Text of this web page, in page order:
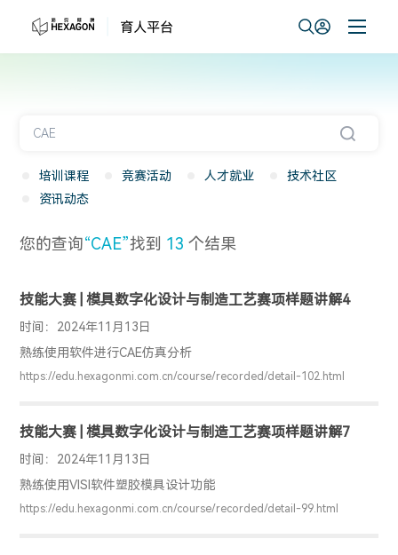
培训课程 竞赛活动 人才就业
技术社区
资讯动态
您的查询“CAE”找到 13 个结果
技能大赛 | 模具数字化设计与制造工艺赛项样题讲解4
时间：2024年11月13日
熟练使用软件进行CAE仿真分析
https://edu.hexagonmi.com.cn/course/recorded/detail-102.html
技能大赛 | 模具数字化设计与制造工艺赛项样题讲解7
时间：2024年11月13日
熟练使用VISI软件塑胶模具设计功能
https://edu.hexagonmi.com.cn/course/recorded/detail-99.html